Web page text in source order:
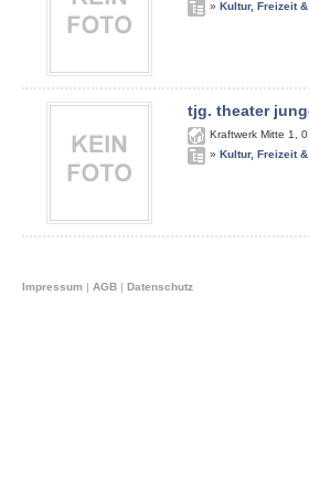
» Kultur, Freizeit
tjg. theater
Kraftwerk Mitte 1
» Kultur, Freizeit
Impressum | AGB | Datenschutz